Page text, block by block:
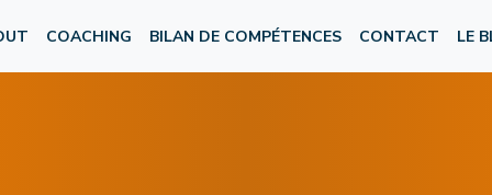
COACHING BILAN DE COMPÉTENCES CONTACT LE